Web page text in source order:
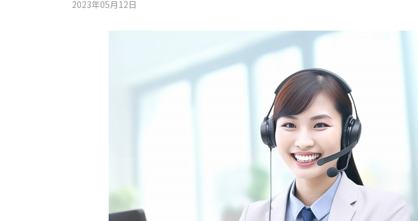
2023年05月12日